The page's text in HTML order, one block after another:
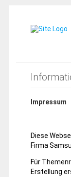
Impressum
Diese
Firma
Für
Erstellung